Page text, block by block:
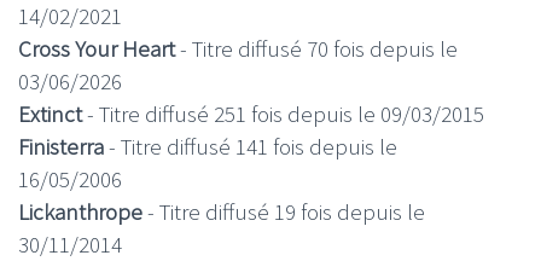
14/02/2021
Cross Your Heart- Titre diffusé 70 fois depuis le
03/06/2026
Extinct- Titre diffusé 251 fois depuis le 09/03/2015
Finisterra- Titre diffusé 141 fois depuis le
16/05/2006
Lickanthrope- Titre diffusé 19 fois depuis le
30/11/2014